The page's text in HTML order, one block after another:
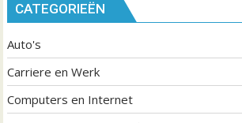
CATEGORIEËN
Auto's
Carriere en Werk
Computers en Internet